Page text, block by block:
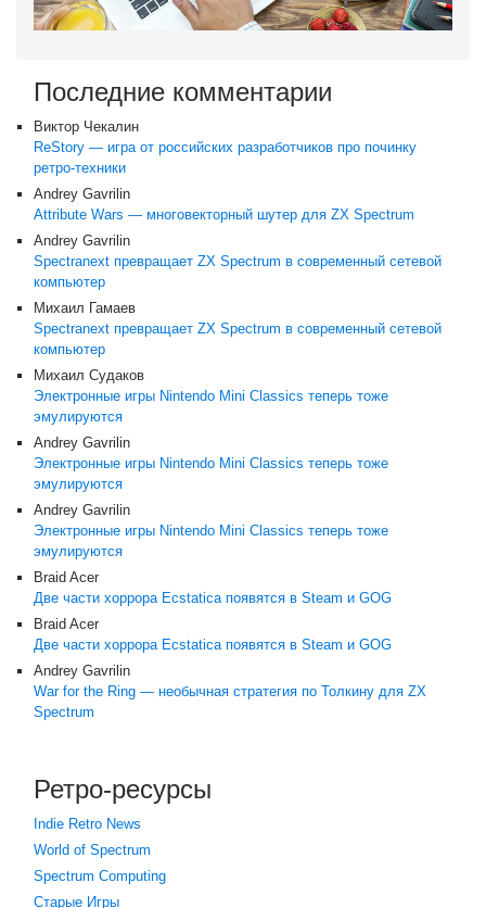
Последние комментарии
Виктор Чекалин
ReStory — игра от российских разработчиков про починку
ретро-техники
Andrey Gavrilin
Attribute Wars — многовекторный шутер для ZX Spectrum
Andrey Gavrilin
Spectranext превращает ZX Spectrum в современный сетевой
компьютер
Михаил Гамаев
Spectranext превращает ZX Spectrum в современный сетевой
компьютер
Михаил Судаков
Электронные игры Nintendo Mini Classics теперь тоже
эмулируются
Andrey Gavrilin
Электронные игры Nintendo Mini Classics теперь тоже
эмулируются
Andrey Gavrilin
Электронные игры Nintendo Mini Classics теперь тоже
эмулируются
Braid Acer
Две части хоррора Ecstatica появятся в Steam и GOG
Braid Acer
Две части хоррора Ecstatica появятся в Steam и GOG
Andrey Gavrilin
War for the Ring — необычная стратегия по Толкину для ZX
Spectrum
Ретро-ресурсы
Indie Retro News
World of Spectrum
Spectrum Computing
Старые Игры